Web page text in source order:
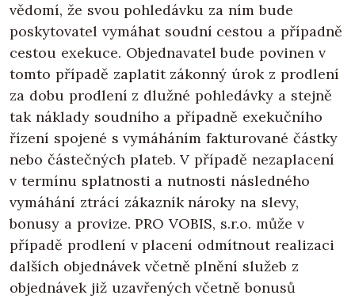
vědomí, že svou pohledávku za ním bude
poskytovatel vymáhat soudní cestou a případně
cestou exekuce. Objednavatel bude povinen v
tomto případě zaplatit zákonný úrok z prodlení
za dobu prodlení z dlužné pohledávky a stejně
tak náklady soudního a případně exekučního
řízení spojené s vymáháním fakturované částky
nebo částečných plateb. V případě nezaplacení
v termínu splatnosti a nutnosti následného
vymáhání ztrácí zákazník nároky na slevy,
bonusy a provize. PRO VOBIS, s.r.o. může v
případě prodlení v placení odmítnout realizaci
dalších objednávek včetně plnění služeb z
objednávek již uzavřených včetně bonusů